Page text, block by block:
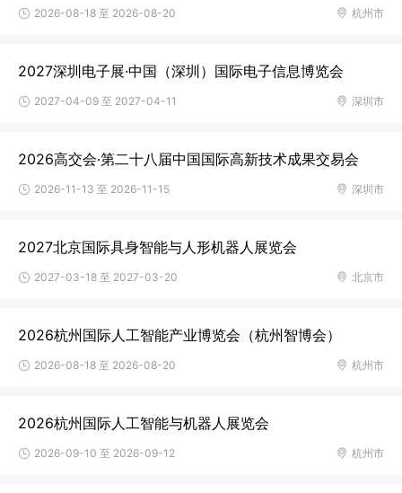
杭州市
2026-08-18 至 2026-08-20
2027深圳电子展·中国（深圳）国际电子信息博览会
深圳市
2027-04-09 至 2027-04-11
2026高交会·第二十八届中国国际高新技术成果交易会
深圳市
2026-11-13 至 2026-11-15
2027北京国际具身智能与人形机器人展览会
北京市
2027-03-18 至 2027-03-20
2026杭州国际人工智能产业博览会（杭州智博会）
杭州市
2026-08-18 至 2026-08-20
2026杭州国际人工智能与机器人展览会
杭州市
2026-09-10 至 2026-09-12